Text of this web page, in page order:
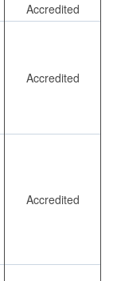
Accredited
Accredited
Accredited